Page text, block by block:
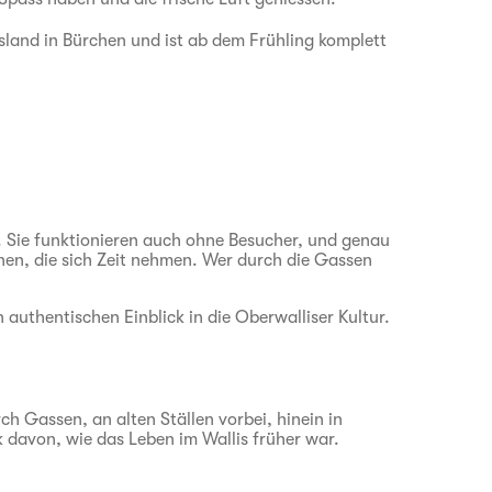
in Bürchen und ist ab dem Frühling komplett
funktionieren auch ohne Besucher, und genau
die sich Zeit nehmen. Wer durch die Gassen
Einblick in die Oberwalliser Kultur.
Gassen, an alten Ställen vorbei, hinein in
wie das Leben im Wallis früher war.